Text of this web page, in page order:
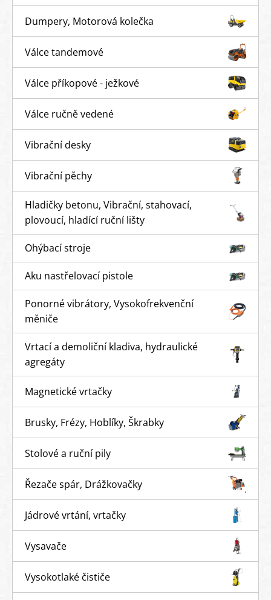
Dumpery, Motorová kolečka
Válce tandemové
Válce příkopové - ježkové
Válce ručně vedené
Vibrační desky
Vibrační pěchy
Hladičky betonu, Vibrační, stahovací,
plovoucí, hladící ruční lišty
Ohýbací stroje
Aku nastřelovací pistole
Ponorné vibrátory, Vysokofrekvenční
měniče
Vrtací a demoliční kladiva, hydraulické
agregáty
Magnetické vrtačky
Brusky, Frézy, Hoblíky, Škrabky
Stolové a ruční pily
Řezače spár, Drážkovačky
Jádrové vrtání, vrtačky
Vysavače
Vysokotlaké čističe